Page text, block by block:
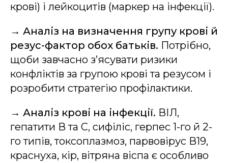
крові) і лейкоцитів (маркер на інфекції).
→ Аналіз на визначення групу крові й
резус-фактор обох батьків. Потрібно,
щоби завчасно з’ясувати ризики
конфліктів за групою крові та резусом і
розробити стратегію профілактики.
→ Аналіз крові на інфекції. ВІЛ,
гепатити В та С, сифіліс, герпес 1-го й 2-
го типів, токсоплазмоз, парвовірус В19,
краснуха, кір, вітряна віспа є особливо